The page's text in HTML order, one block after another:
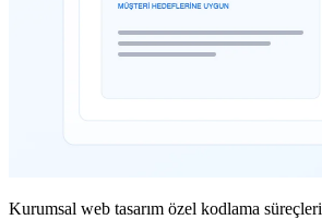
Kurumsal web tasarım özel kodlama süreçleri